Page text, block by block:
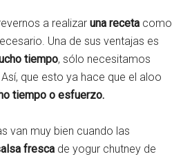
a realizar una receta como
Una de sus ventajas es
tiempo, sólo necesitamos
que esto ya hace que el aloo
tiempo o esfuerzo.
van muy bien cuando las
fresca de yogur chutney de